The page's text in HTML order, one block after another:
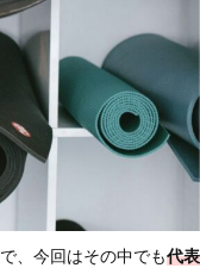
、今回はその中でも代表